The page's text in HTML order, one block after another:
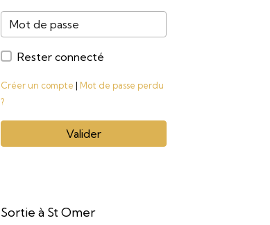
Rester connecté
Créer un compte | Mot de passe perdu
?
Valider
Sortie à St Omer